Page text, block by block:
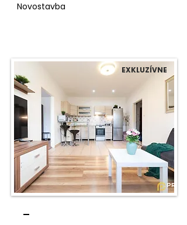
Novostavba
EXKLUZÍVNE
-